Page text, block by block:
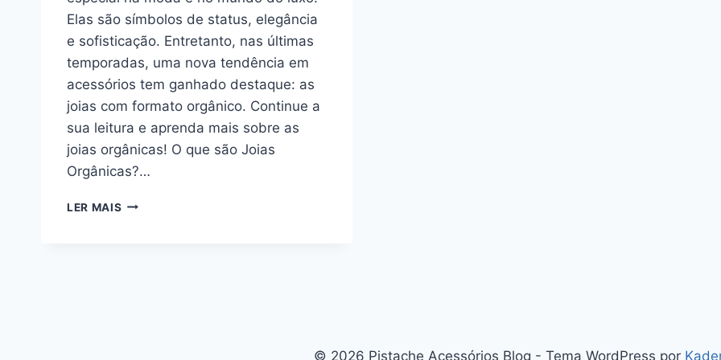
Elas são símbolos de status, elegância
e sofisticação. Entretanto, nas últimas
temporadas, uma nova tendência em
acessórios tem ganhado destaque: as
joias com formato orgânico. Continue a
sua leitura e aprenda mais sobre as
joias orgânicas! O que são Joias
Orgânicas?…
LER MAIS TENDÊNCIA
© 2026 Pistache Acessórios Blog - Tema WordPress por